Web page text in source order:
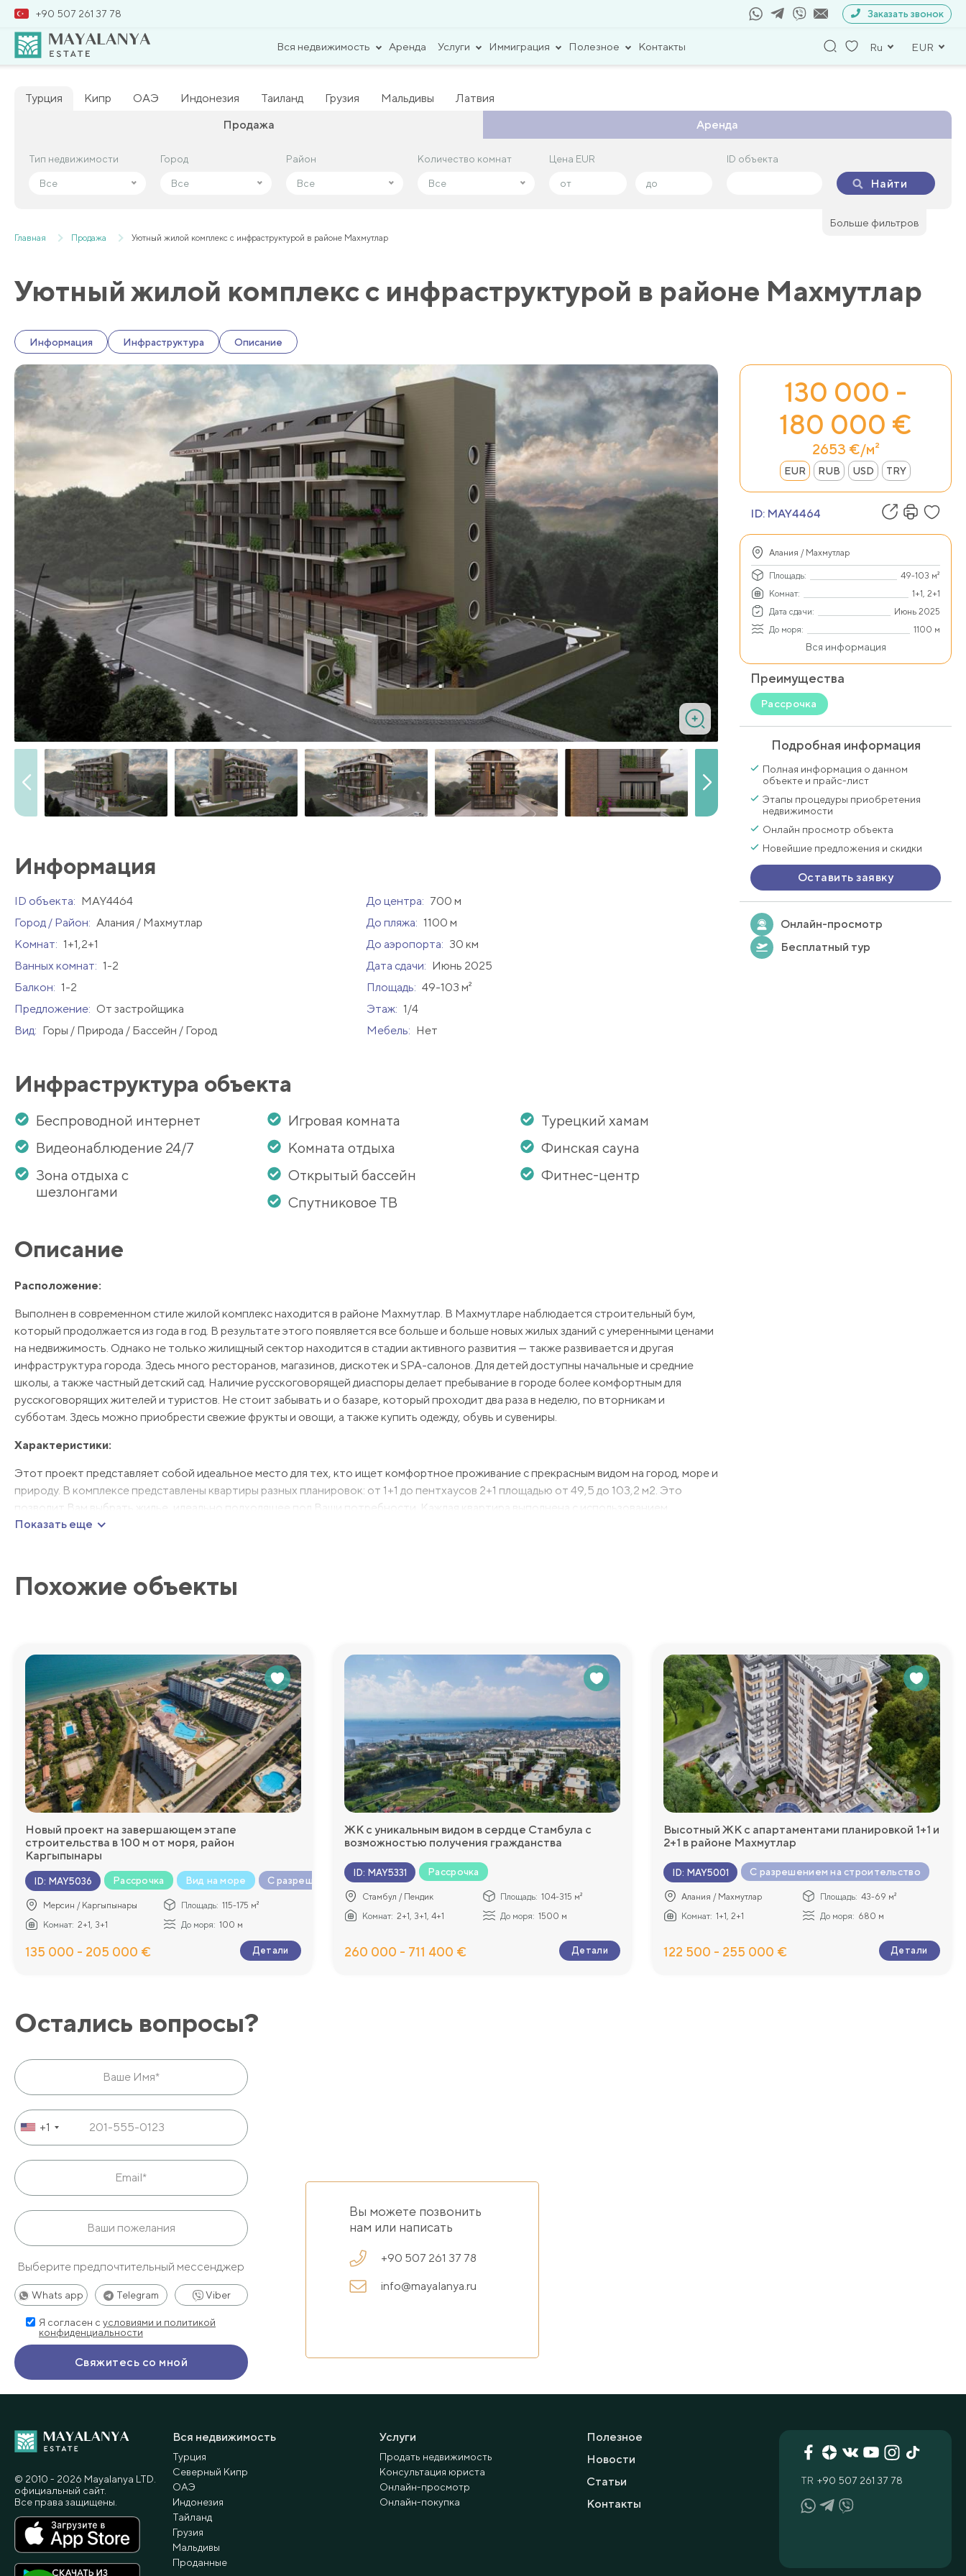
+90 507 261 37 78 Заказать звонок
Вся недвижимость Аренда Услуги Иммиграция Полезное Контакты Ru EUR
Турция Кипр ОАЭ Индонезия Таиланд Грузия Мальдивы
Латвия
Продажа
Аренда
Тип недвижимости
Все
Город
Все
Район
Все
Количество комнат
Все
Цена EUR ID объекта
Найти
Больше фильтров
Тип недвижимости
Все
Город
Все
Район
Все
Количество комнат
Все
Цена EUR ID объекта
Найти
Главная Продажа Уютный жилой комплекс с инфраструктурой в районе Махмутлар
Уютный жилой комплекс с инфраструктурой в районе Махмутлар
Информация Инфраструктура Описание
Информация
ID объекта: MAY4464 До центра: 700 м
Город / Район: Алания / Махмутлар До пляжа: 1100 м
Комнат: 1+1,2+1 До аэропорта: 30 км
Ванных комнат: 1-2 Дата сдачи: Июнь 2025
Балкон: 1-2 Площадь: 49-103 м²
Предложение: От застройщика Этаж: 1/4
Вид: Горы / Природа / Бассейн / Город Мебель: Нет
Инфраструктура объекта
Беспроводной интернет
Видеонаблюдение 24/7
Зона отдыха с
шезлонгами
Игровая комната
Комната отдыха
Открытый бассейн
Спутниковое ТВ
Турецкий хамам
Финская сауна
Фитнес-центр
Описание
Расположение:
Выполнен в современном стиле жилой комплекс находится в районе Махмутлар. В Махмутларе наблюдается строительный бум,
который продолжается из года в год. В результате этого появляется все больше и больше новых жилых зданий с умеренными ценами
на недвижимость. Однако не только жилищный сектор находится в стадии активного развития — также развивается и другая
инфраструктура города. Здесь много ресторанов, магазинов, дискотек и SPA-салонов. Для детей доступны начальные и средние
школы, а также частный детский сад. Наличие русскоговорящей диаспоры делает пребывание в городе более комфортным для
русскоговорящих жителей и туристов. Не стоит забывать и о базаре, который проходит два раза в неделю, по вторникам и
субботам. Здесь можно приобрести свежие фрукты и овощи, а также купить одежду, обувь и сувениры.
Характеристики:
Этот проект представляет собой идеальное место для тех, кто ищет комфортное проживание с прекрасным видом на город, море и
природу. В комплексе представлены квартиры разных планировок: от 1+1 до пентхаусов 2+1 площадью от 49,5 до 103,2 м2. Это
позволит Вам выбрать жилье, идеально подходящее под Ваши потребности. Каждая квартира выполнена с использованием
качественных материалов и сдается уже с чистовой отделкой.
районе.
площадка и многое другое. Это сделает проживание здесь еще более комфортным и приятным.
Комплекс будет сдан летом 2024 года.
Мы будем рады ответить на любые дополнительные вопросы, которые у Вас возникнут и с удовольствием предоставим
более подробную информацию!
Показать еще
130 000 -
180 000 €
2653 €/м²
EUR RUB USD TRY
ID: MAY4464
Алания / Махмутлар
Площадь:
49-103 м²
Комнат:
1+1, 2+1
Дата сдачи:
Июнь 2025
До моря:
1100 м
Вся информация
Преимущества
Рассрочка
Подробная информация
Полная информация о данном
объекте и прайс-лист
Этапы процедуры приобретения
недвижимости
Онлайн просмотр объекта
Новейшие предложения и скидки
Оставить заявку
Онлайн-просмотр
Бесплатный тур
Похожие объекты
Новый проект на завершающем этапе
строительства в 100 м от моря, район
Каргыпынары
ID: MAY5036 Рассрочка Вид на море С разрешением на строительство
Мерсин / Каргыпынары Площадь: 115-175 м²
Комнат: 2+1, 3+1 До моря: 100 м
135 000 - 205 000 € Детали
ЖК с уникальным видом в сердце Стамбула с
возможностью получения гражданства
ID: MAY5331 Рассрочка
Стамбул / Пендик Площадь: 104-315 м²
Комнат: 2+1, 3+1, 4+1 До моря: 1500 м
260 000 - 711 400 € Детали
Высотный ЖК с апартаментами планировкой 1+1 и
2+1 в районе Махмутлар
ID: MAY5001 С разрешением на строительство
Алания / Махмутлар Площадь: 43-69 м²
Комнат: 1+1, 2+1 До моря: 680 м
122 500 - 255 000 € Детали
Остались вопросы?
+1
Выберите предпочтительный мессенджер
Whats app Telegram Viber
Я согласен с условиями и политикой
конфиденциальности
Вы можете позвонить
нам или написать
+90 507 261 37 78
info@mayalanya.ru
Вся недвижимость
Турция
Северный Кипр
ОАЭ
Индонезия
Тайланд
Грузия
Мальдивы
Проданные
Услуги
Продать недвижимость
Консультация юриста
Онлайн-просмотр
Онлайн-покупка
Полезное
Новости
Статьи
Контакты
TR +90 507 261 37 78
© 2010 - 2026 Мayalanya LTD.
официальный сайт.
Все права защищены.